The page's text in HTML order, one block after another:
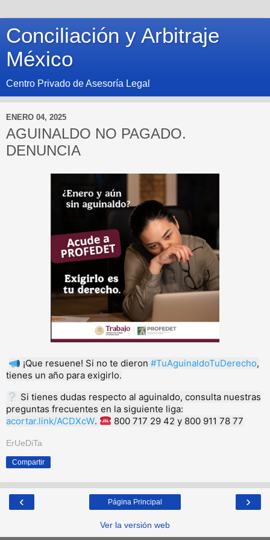
Conciliación y Arbitraje
México
Centro Privado de Asesoría Legal
ENERO 04, 2025
AGUINALDO NO PAGADO.
DENUNCIA
¡Que resuene! Si no te dieron#TuAguinaldoTuDerecho,
tienes un año para exigirlo.
Si tienes dudas respecto al aguinaldo, consulta nuestras
preguntas frecuentes en la siguiente liga:
acortar.link/ACDXcW. 800 717 29 42 y 800 911 78 77
ErUeDiTa
Compartir
‹ ›
Página Principal
Ver la versión web